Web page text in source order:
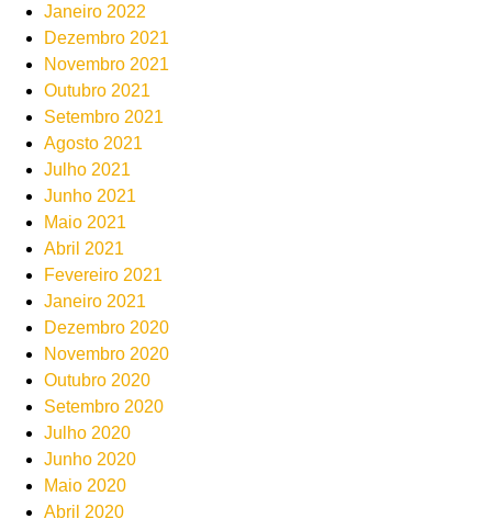
Janeiro 2022
Dezembro 2021
Novembro 2021
Outubro 2021
Setembro 2021
Agosto 2021
Julho 2021
Junho 2021
Maio 2021
Abril 2021
Fevereiro 2021
Janeiro 2021
Dezembro 2020
Novembro 2020
Outubro 2020
Setembro 2020
Julho 2020
Junho 2020
Maio 2020
Abril 2020